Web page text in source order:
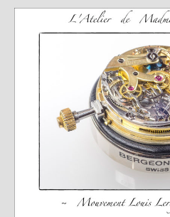
Expositions
Témoignages